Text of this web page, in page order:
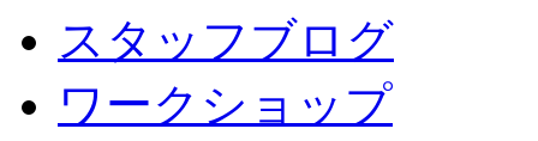
スタッフブログ
ワークショップ